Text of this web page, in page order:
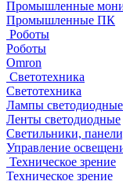
Промышленные
Промышленные ПК
Роботы
Роботы
Omron
Светотехника
Светотехника
Лампы светодиодные
Ленты светодиодные
Светильники,
Управление
Техническое зрение
Техническое зрение